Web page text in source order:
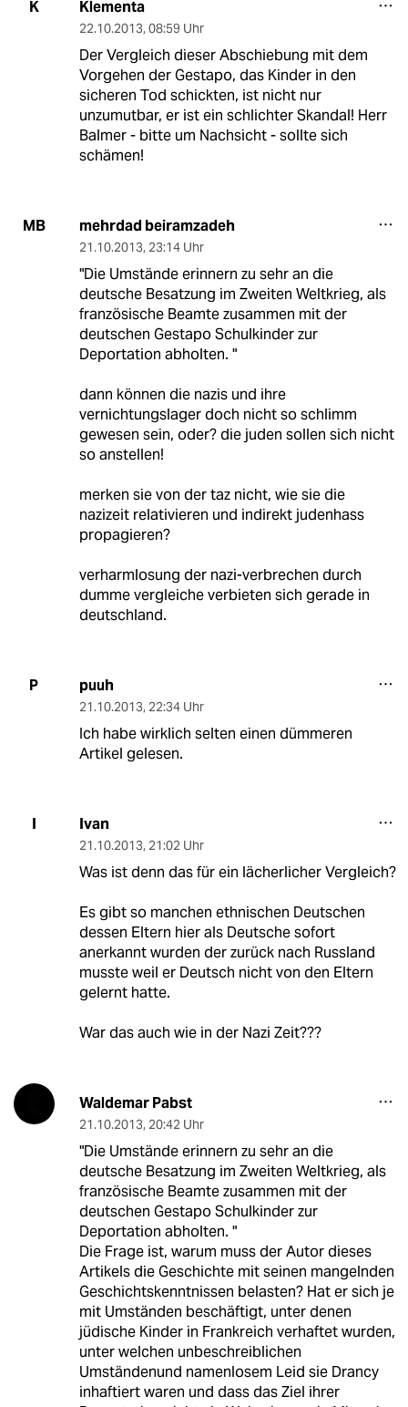
K Klementa
22.10.2013, 08:59 Uhr
Der Vergleich dieser Abschiebung mit dem
Vorgehen der Gestapo, das Kinder in den
sicheren Tod schickten, ist nicht nur
unzumutbar, er ist ein schlichter Skandal! Herr
Balmer - bitte um Nachsicht - sollte sich
schämen!
MB mehrdad beiramzadeh
21.10.2013, 23:14 Uhr
"Die Umstände erinnern zu sehr an die
deutsche Besatzung im Zweiten Weltkrieg, als
französische Beamte zusammen mit der
deutschen Gestapo Schulkinder zur
Deportation abholten. "
dann können die nazis und ihre
vernichtungslager doch nicht so schlimm
gewesen sein, oder? die juden sollen sich nicht
so anstellen!
merken sie von der taz nicht, wie sie die
nazizeit relativieren und indirekt judenhass
propagieren?
verharmlosung der nazi-verbrechen durch
dumme vergleiche verbieten sich gerade in
deutschland.
P puuh
21.10.2013, 22:34 Uhr
Ich habe wirklich selten einen dümmeren
Artikel gelesen.
I Ivan
21.10.2013, 21:02 Uhr
Was ist denn das für ein lächerlicher Vergleich?
Es gibt so manchen ethnischen Deutschen
dessen Eltern hier als Deutsche sofort
anerkannt wurden der zurück nach Russland
musste weil er Deutsch nicht von den Eltern
gelernt hatte.
War das auch wie in der Nazi Zeit???
Waldemar Pabst
21.10.2013, 20:42 Uhr
"Die Umstände erinnern zu sehr an die
deutsche Besatzung im Zweiten Weltkrieg, als
französische Beamte zusammen mit der
deutschen Gestapo Schulkinder zur
Deportation abholten. "
Die Frage ist, warum muss der Autor dieses
Artikels die Geschichte mit seinen mangelnden
Geschichtskenntnissen belasten? Hat er sich je
mit Umständen beschäftigt, unter denen
jüdische Kinder in Frankreich verhaftet wurden,
unter welchen unbeschreiblichen
Umständenund namenlosem Leid sie Drancy
inhaftiert waren und dass das Ziel ihrer